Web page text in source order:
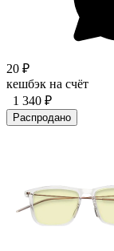
20 ₽
кешбэк на счёт
1 340 ₽
Распродано